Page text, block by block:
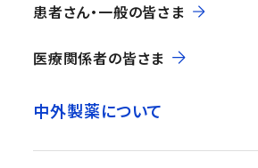
患者さん・一般の皆さま
医療関係者の皆さま
中外製薬について